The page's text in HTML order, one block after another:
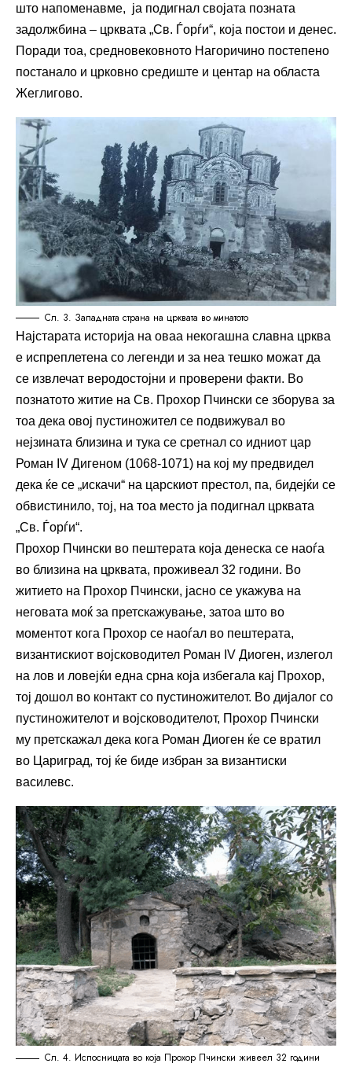
што напоменавме, ја подигнал својата позната
задолжбина – црквата „Св. Ѓорѓи“, која постои и денес.
Поради тоа, средновековното Нагоричино постепено
постанало и црковно средиште и центар на областа
Жеглигово.
Сл. 3. Западната страна на црквата во минатото
Најстарата историја на оваа некогашна славна црква
е испреплетена со легенди и за неа тешко можат да
се извлечат веродостојни и проверени факти. Во
познатото житие на Св. Прохор Пчински се зборува за
тоа дека овој пустиножител се подвижувал во
нејзината близина и тука се сретнал со идниот цар
Роман IV Дигеном (1068-1071) на кој му предвидел
дека ќе се „искачи“ на царскиот престол, па, бидејќи се
обвистинило, тој, на тоа место ја подигнал црквата
„Св. Ѓорѓи“.
Прохор Пчински во пештерата која денеска се наоѓа
во близина на црквата, проживеал 32 години. Во
житието на Прохор Пчински, јасно се укажува на
неговата моќ за претскажување, затоа што во
моментот кога Прохор се наоѓал во пештерата,
византискиот војсководител Роман IV Диоген, излегол
на лов и ловејќи една срна која избегала кај Прохор,
тој дошол во контакт со пустиножителот. Во дијалог со
пустиножителот и војсководителот, Прохор Пчински
му претскажал дека кога Роман Диоген ќе се вратил
во Цариград, тој ќе биде избран за византиски
василевс.
Сл. 4. Испосницата во која Прохор Пчински живеел 32 години